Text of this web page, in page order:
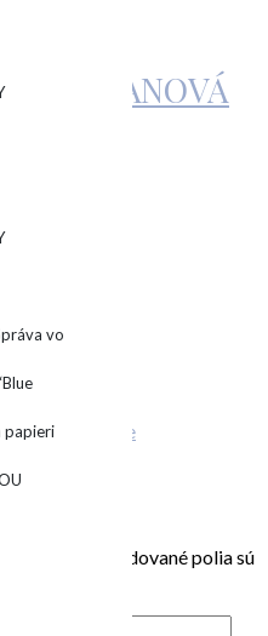
vo
papieri
KALMANOVÁ
pozadie
Vyžadované polia sú